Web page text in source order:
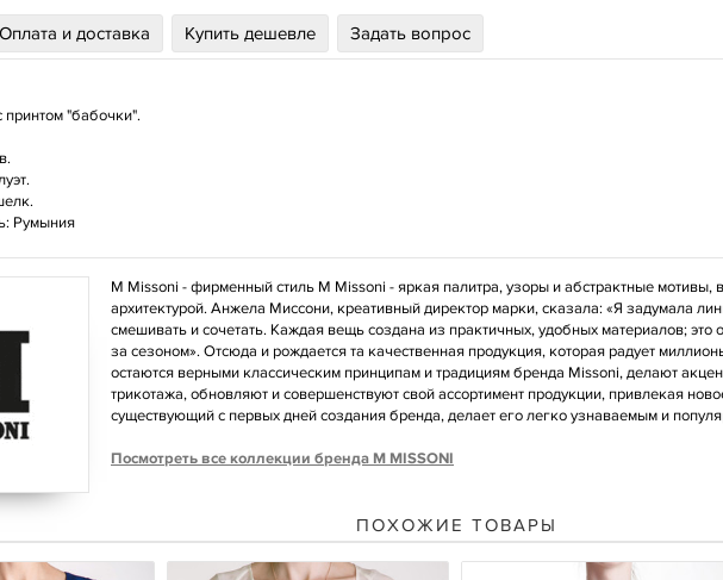
Оплата и доставка Купить дешевле Задать вопрос
принтом "бабочки".
Румыния
M Missoni - фирменный стиль M Missoni - яркая палитра, узоры и абстрактные мотивы,
архитектурой. Анжела Миссони, креативный директор марки, сказала: «Я задумала
смешивать и сочетать. Каждая вещь создана из практичных, удобных материалов; это
за сезоном». Отсюда и рождается та качественная продукция, которая радует
остаются верными классическим принципам и традициям бренда Missoni, делают
трикотажа, обновляют и совершенствуют свой ассортимент продукции, привлекая
существующий с первых дней создания бренда, делает его легко узнаваемым и
Посмотреть все коллекции бренда M MISSONI
ПОХОЖИЕ ТОВАРЫ